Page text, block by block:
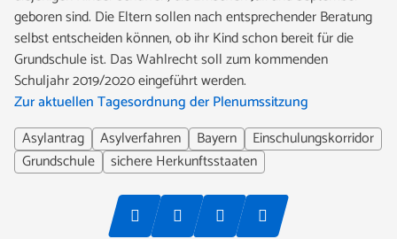
geboren sind. Die Eltern sollen nach entsprechender Beratung
selbst entscheiden können, ob ihr Kind schon bereit für die
Grundschule ist. Das Wahlrecht soll zum kommenden
Schuljahr 2019/2020 eingeführt werden.
Zur aktuellen Tagesordnung der Plenumssitzung
Asylantrag
Asylverfahren Bayern
Einschulungskorridor
Grundschule
sichere Herkunftsstaaten